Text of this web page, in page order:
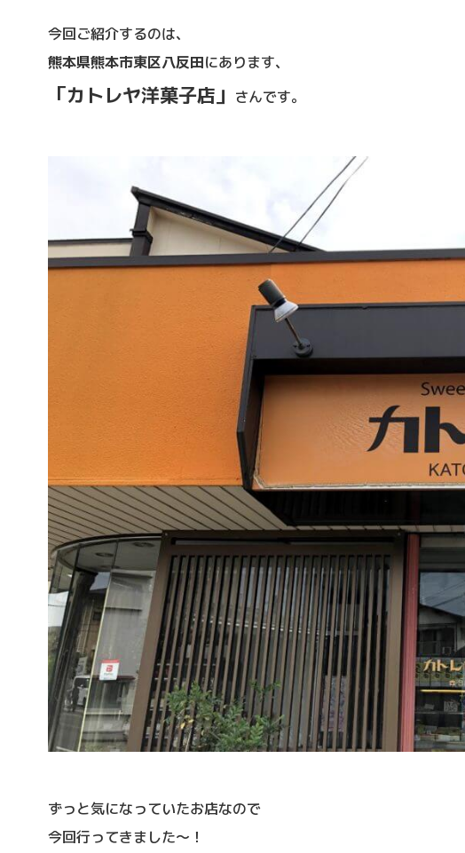
今回ご紹介するのは、
熊本県熊本市東区八反田にあります、
「カトレヤ洋菓子店」 さんです。
ずっと気になっていたお店なので
今回行ってきました～！